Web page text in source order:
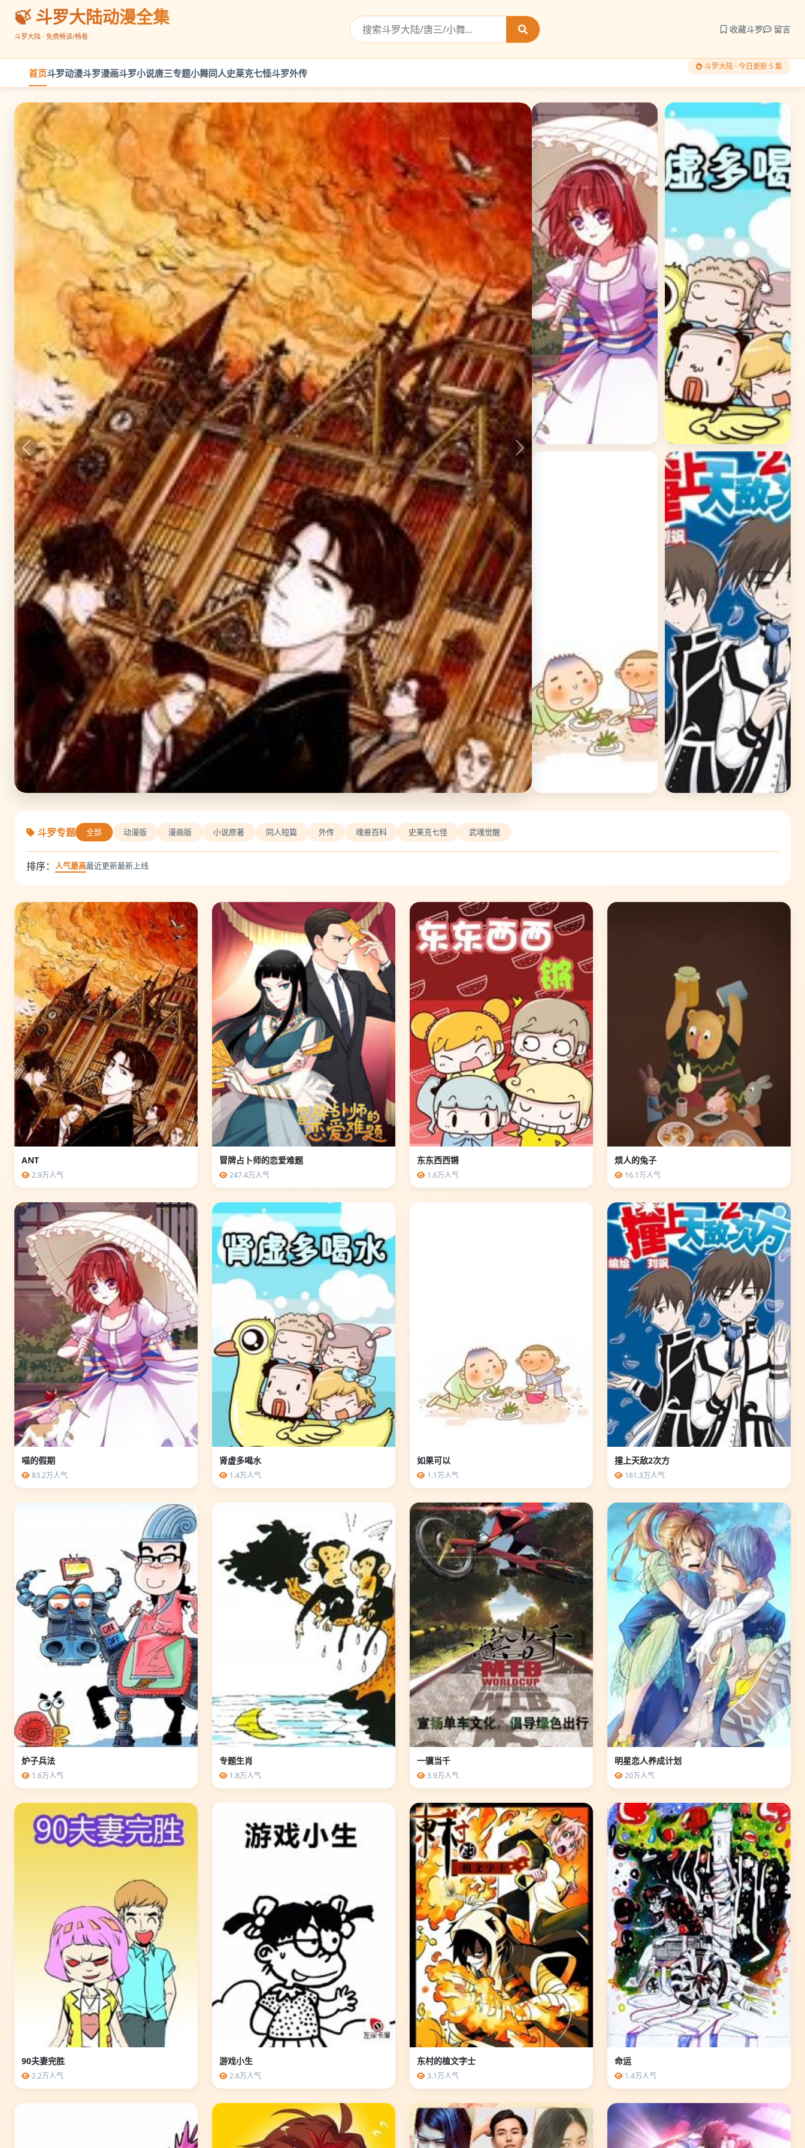
🍃 斗罗大陆动漫全集
斗罗大陆 · 免费畅读/畅看
收藏斗罗 留言
斗罗大陆 · 今日更新 5 集
首页斗罗动漫斗罗漫画斗罗小说唐三专题小舞同人史莱克七怪斗罗外传
斗罗专题 全部 动漫版 漫画版 小说原著 同人短篇 外传 魂兽百科 史莱克七怪 武魂觉醒
排序： 人气最高最近更新最新上线
ANT
2.9万人气
冒牌占卜师的恋爱难题
247.4万人气
东东西西锵
1.6万人气
烦人的兔子
16.1万人气
喵的假期
83.2万人气
肾虚多喝水
1.4万人气
如果可以
1.1万人气
撞上天敌2次方
161.3万人气
炉子兵法
1.6万人气
专题生肖
1.8万人气
一骥当千
3.9万人气
明星恋人养成计划
20万人气
90夫妻完胜
2.2万人气
游戏小生
2.6万人气
东村的植文字士
3.1万人气
命运
1.4万人气